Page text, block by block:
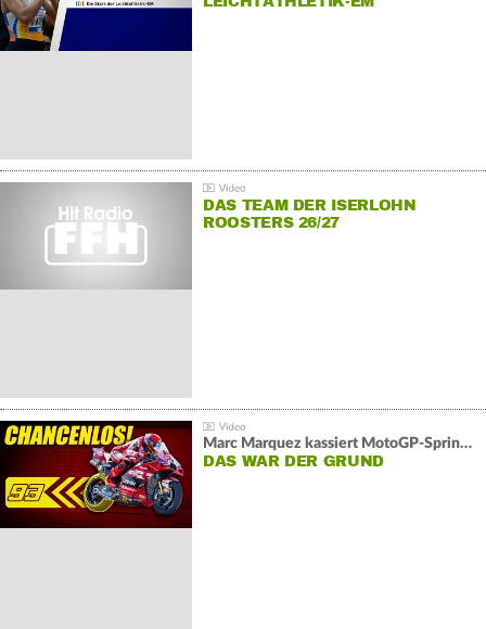
DAS TEAM DER ISERLOHN
ROOSTERS 26/27
Marc Marquez kassiert MotoGP-Sprint-Schlappe:
DAS WAR DER GRUND